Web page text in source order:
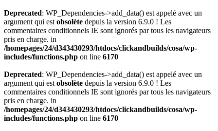
Deprecated: WP_Dependencies->add_data() est appelé avec un
argument qui est obsolète depuis la version 6.9.0 ! Les
commentaires conditionnels IE sont ignorés par tous les navigateurs
pris en charge. in
/homepages/24/d343430293/htdocs/clickandbuilds/cosa/wp-
includes/functions.php on line 6170
Deprecated: WP_Dependencies->add_data() est appelé avec un
argument qui est obsolète depuis la version 6.9.0 ! Les
commentaires conditionnels IE sont ignorés par tous les navigateurs
pris en charge. in
/homepages/24/d343430293/htdocs/clickandbuilds/cosa/wp-
includes/functions.php on line 6170